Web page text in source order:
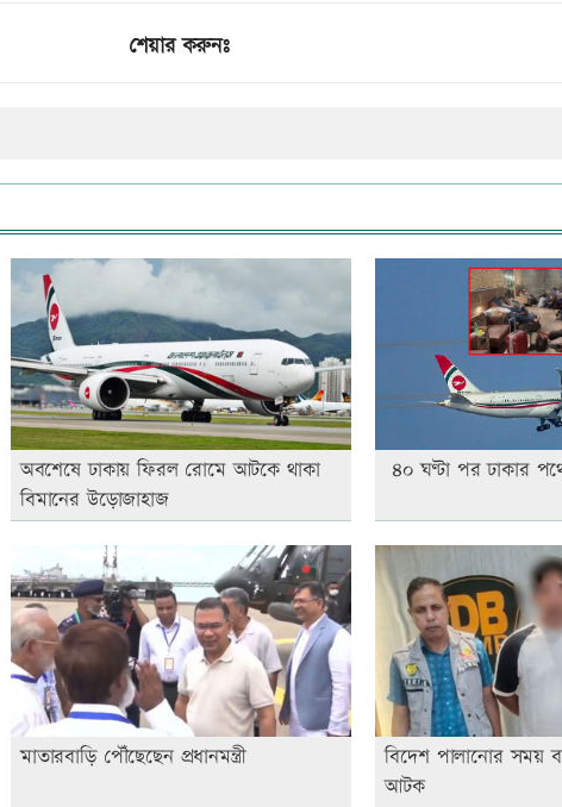
শেয়ার করুনঃ
অবশেষে ঢাকায় ফিরল রোমে আটকে থাকা
বিমানের উড়োজাহাজ
৪০ ঘণ্টা পর ঢাকার
মাতারবাড়ি পৌঁছেছেন প্রধানমন্ত্রী
বিদেশ পালানোর সময়
আটক